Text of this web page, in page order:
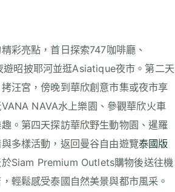
彩亮點，首日探索747咖啡廳、
昭披耶河並逛Asiatique夜市。第二天
汪宮，傍晚到華欣創意市集或夜市享
NAVA水上樂園、參觀華欣火車
。第四天探訪華欣野生動物園、暹羅
多樣活動，返回曼谷自由遊覽泰國版
Siam Premium Outlets購物後送往機
輕鬆感受泰國自然美景與都市風采。